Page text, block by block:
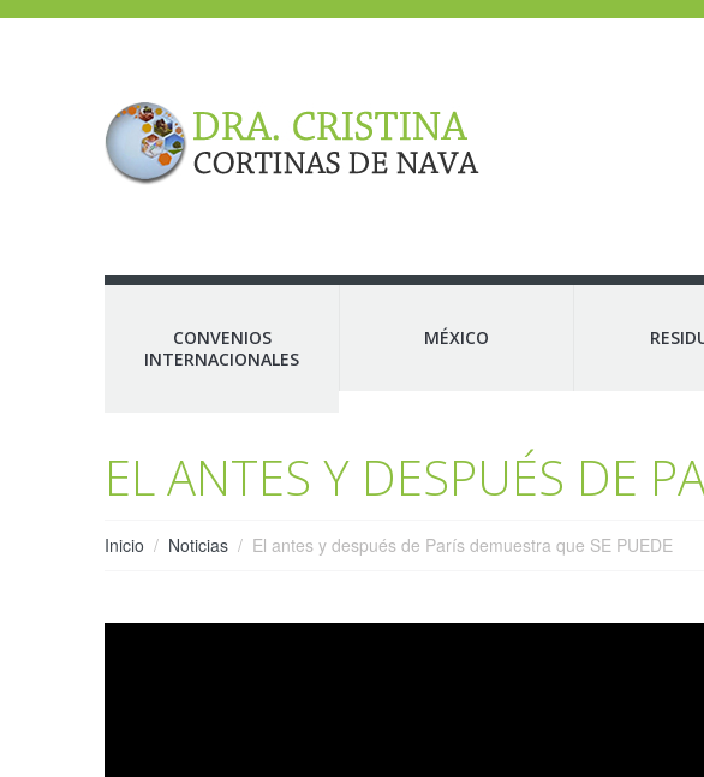
CONVENIOS
INTERNACIONALES
MÉXICO
EL ANTES Y DESPUÉS DE
Inicio Noticias El antes y después de París demuestra que SE PUEDE